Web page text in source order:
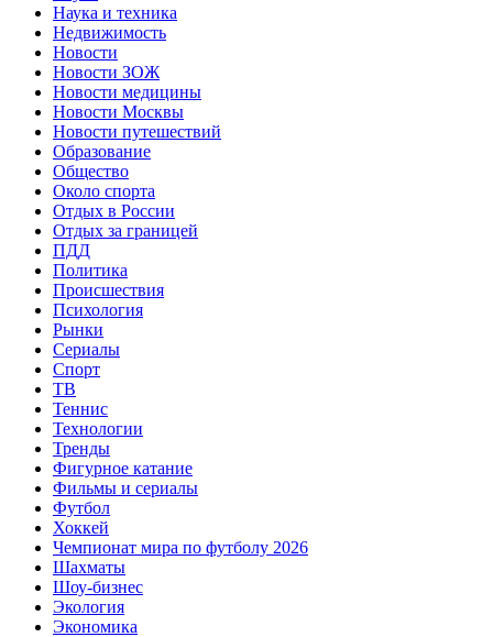
Наука и техника
Недвижимость
Новости
Новости ЗОЖ
Новости медицины
Новости Москвы
Новости путешествий
Образование
Общество
Около спорта
Отдых в России
Отдых за границей
ПДД
Политика
Происшествия
Психология
Рынки
Сериалы
Спорт
ТВ
Теннис
Технологии
Тренды
Фигурное катание
Фильмы и сериалы
Футбол
Хоккей
Чемпионат мира по футболу 2026
Шахматы
Шоу-бизнес
Экология
Экономика